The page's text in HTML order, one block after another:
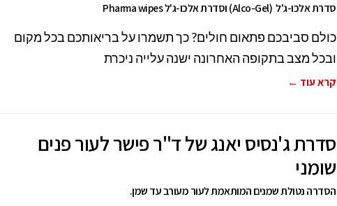
סדרת אלכו-ג'ל (Alco-Gel) וסדרת אלכו-ג'ל Pharma wipes
כולם סביבכם פתאום חולים? כך תשמרו על בריאותכם בכל מקום
ובכל מצב בתקופה האחרונה ישנה עלייה ניכרת
קרא עוד ←
סדרת ג'נסיס יאנג של ד"ר פישר לעור פנים
שומני
הסדרה נטולת שמנים המותאמת לעור מעורב עד שמן.